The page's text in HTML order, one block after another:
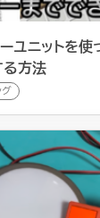
ユニットを
る方法
グ